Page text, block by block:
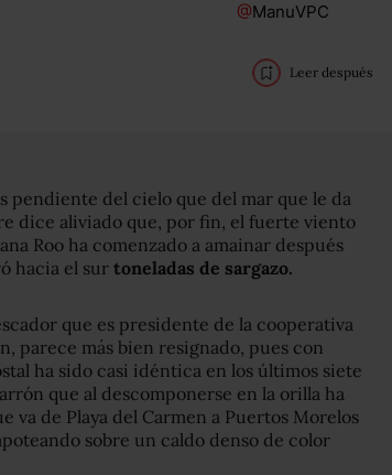
@ManuVPC
Leer después
pendiente del cielo que del mar que le da
dice aliviado que, por fin, el fuerte viento
Roo ha comenzado a amainar después
hacia el sur toneladas de sargazo.
que es presidente de la cooperativa
parece más bien resignado, pues con
ha sido casi idéntica en los últimos siete
que al descomponerse en la orilla ha
de Playa del Carmen a Puertos Morelos
sobre un caldo denso de color